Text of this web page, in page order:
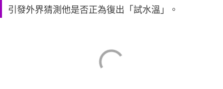
引發外界猜測他是否正為復出「試水溫」。